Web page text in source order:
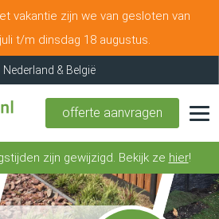
vakantie zijn we van gesloten van
t/m dinsdag 18 augustus.
offerte aanvragen
zijn gewijzigd. Bekijk ze hier!